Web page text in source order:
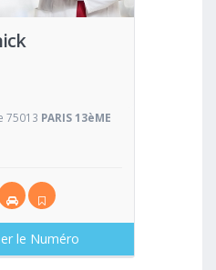
75013 PARIS 13èME
le Numéro